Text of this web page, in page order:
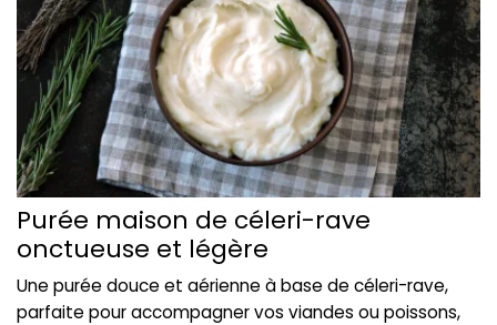
Purée maison de céleri-rave
onctueuse et légère
Une purée douce et aérienne à base de céleri-rave,
parfaite pour accompagner vos viandes ou poissons,